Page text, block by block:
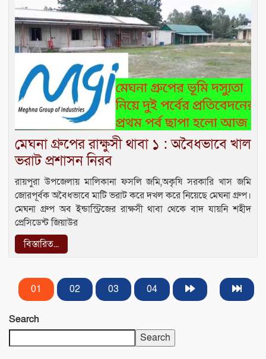
মেঘনা গ্রুপের রাক্ষুসী থাবা ১ : অবৈধভাবে খাল
ভরাট প্রশাসন নিরব
রায়পুরা উপজেলায় মালিকানা ফসলি জমি,অকৃষি সরকারি খাস জমি
জোরপূর্বক অবৈধভাবে মাটি ভরাট করে দখল করে নিয়েছে মেঘনা গ্রুপ।
মেঘনা গ্রুপ অব ইন্ডাস্ট্রিজের রাক্ষসী থাবা থেকে বাদ যায়নি শহীদ
প্রেসিডেন্ট জিয়াউর
বিস্তারিত...
01 02 03 04
Search
Search